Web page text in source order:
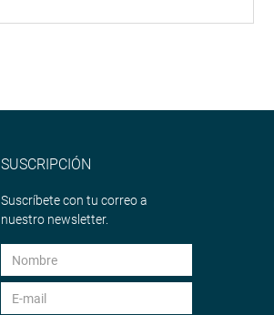
SUSCRIPCIÓN
Suscríbete con tu correo a
nuestro newsletter.